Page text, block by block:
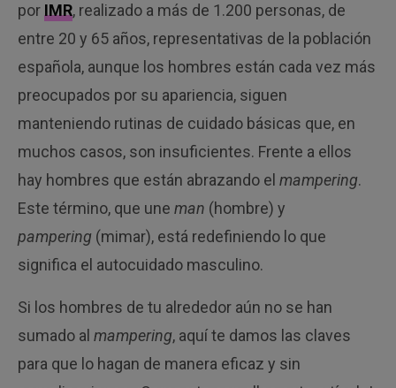
porIMR, realizado a más de 1.200 personas, de
entre 20 y 65 años, representativas de la población
española, aunque los hombres están cada vez más
preocupados por su apariencia, siguen
manteniendo rutinas de cuidado básicas que, en
muchos casos, son insuficientes. Frente a ellos
hay hombres que están abrazando elmampering.
Este término, que uneman (hombre) y
pampering (mimar), está redefiniendo lo que
significa el autocuidado masculino.
Si los hombres de tu alrededor aún no se han
sumado almampering, aquí te damos las claves
para que lo hagan de manera eficaz y sin